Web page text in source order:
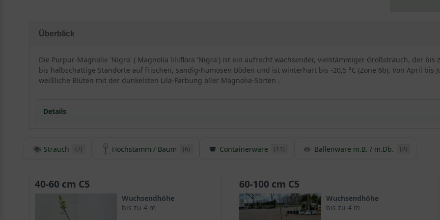
Überblick
Die Purpur-Magnolie 'Nigra' ( Magnolia liliiflora 'Nigra') ist ein aufrecht wachsender, vielstämmiger Großstrauch, der bis
bis halbschattige Standorte auf frischen, sandig-humosen Böden und ist winterhart bis -20,5 °C (Zone 6b). Von April
weißliche Blüten mit der dunkelsten Lila-Färbung aller Magnolia-Sorten .
Details
Herkunft und Besonderheiten der Purpur-Magnolie ’Nigra‘
Hauch von Exotik in unsere Breiten bringt. Die Züchtung ’Nigra‘ ist sehr alt wurde bereits im Jahr 1861 durch den
sogenannten Purpur-Magnolie und verdankt dies ihrer malerischen Erscheinung.
Strauch (7) Hochstamm / Baum (6) Containerware (11) Ballenware m.B. / m.Db. (2)
40-60 cm C5
Wuchsendhöhe
bis zu 4 m
60-100 cm C5
Wuchsendhöhe
bis zu 4 m